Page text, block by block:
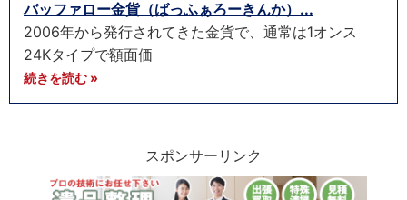
バッファロー金貨（ばっふぁろーきんか）...
2006年から発行されてきた金貨で、通常は1オンス
24Kタイプで額面価
続きを読む »
スポンサーリンク